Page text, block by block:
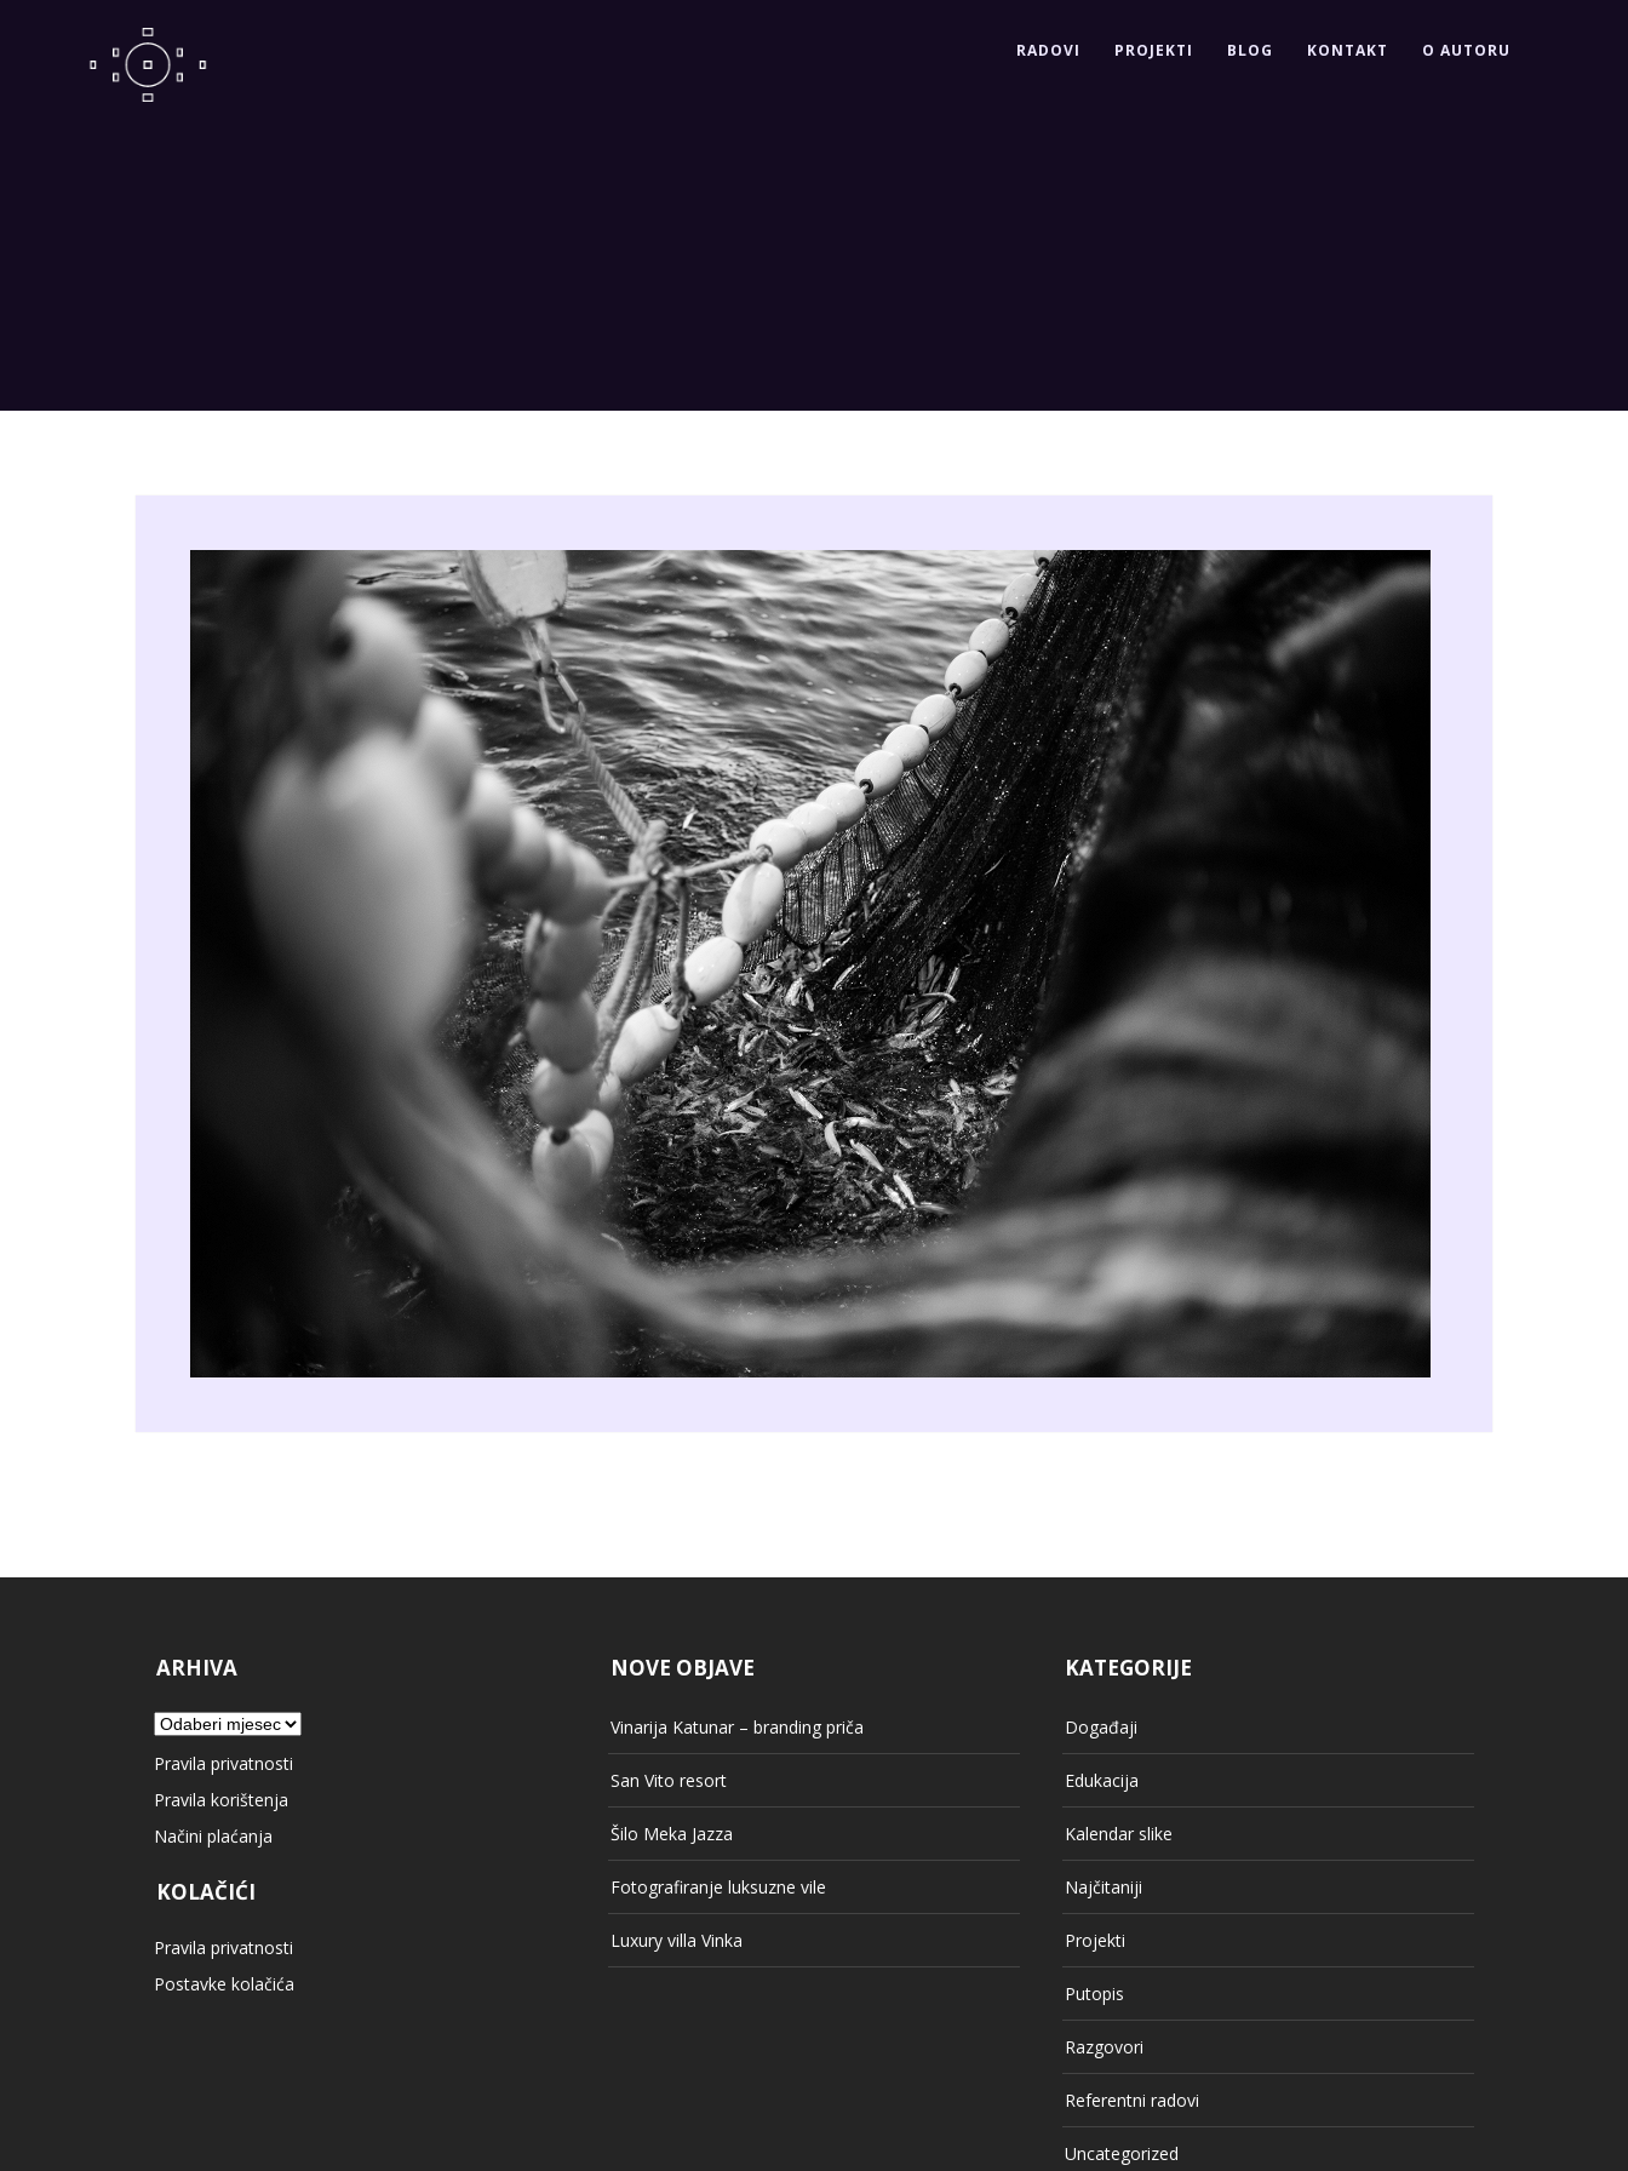
RADOVI PROJEKTI BLOG KONTAKT O AUTORU
ARHIVA
Arhiva
Pravila privatnosti
Pravila korištenja
Načini plaćanja
KOLAČIĆI
Pravila privatnosti
Postavke kolačića
NOVE OBJAVE
Vinarija Katunar – branding priča
San Vito resort
Šilo Meka Jazza
Fotografiranje luksuzne vile
Luxury villa Vinka
KATEGORIJE
Događaji
Edukacija
Kalendar slike
Najčitaniji
Projekti
Putopis
Razgovori
Referentni radovi
Uncategorized